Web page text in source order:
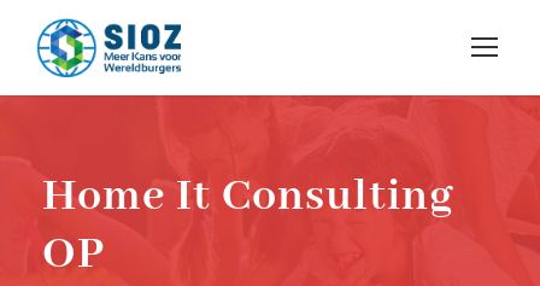
Home It Consulting
OP